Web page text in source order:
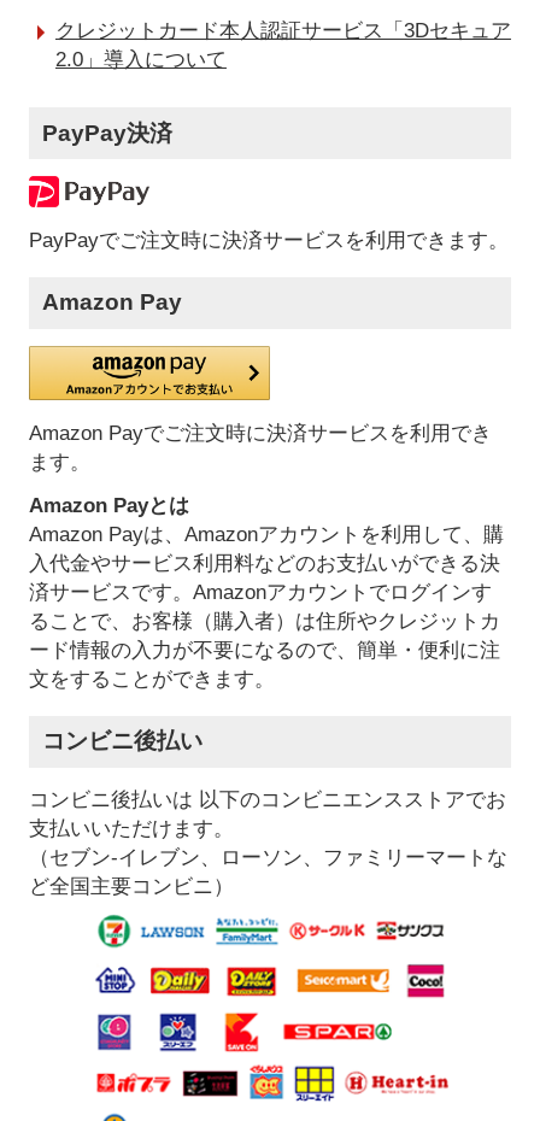
クレジットカード本人認証サービス「3Dセキュア
2.0」導入について
PayPay決済
PayPayでご注文時に決済サービスを利用できます。
Amazon Pay
Amazon Payでご注文時に決済サービスを利用でき
ます。
Amazon Payとは
Amazon Payは、Amazonアカウントを利用して、購
入代金やサービス利用料などのお支払いができる決
済サービスです。Amazonアカウントでログインす
ることで、お客様（購入者）は住所やクレジットカ
ード情報の入力が不要になるので、簡単・便利に注
文をすることができます。
コンビニ後払い
コンビニ後払いは 以下のコンビニエンスストアでお
支払いいただけます。
（セブン-イレブン、ローソン、ファミリーマートな
ど全国主要コンビニ）